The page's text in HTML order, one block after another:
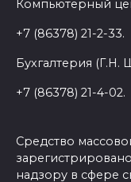
Компьютерный
+7 (86378) 21-2-33.
Бухгалтерия (Г.Н.
+7 (86378) 21-4-02.
Средство
надзору в сфере